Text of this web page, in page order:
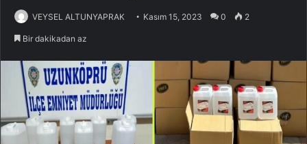
VEYSEL ALTUNYAPRAK Kasım 15, 2023 0 2
Bir dakikadan az